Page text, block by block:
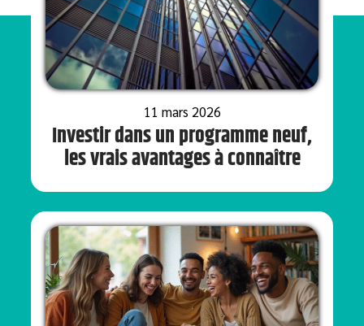
11 mars 2026
Investir dans un programme neuf,
les vrais avantages à connaître